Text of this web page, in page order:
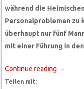
während die
Personalproblemen zu
überhaupt nur fünf
mit einer Führung in
Continue reading →
Teilen mit: